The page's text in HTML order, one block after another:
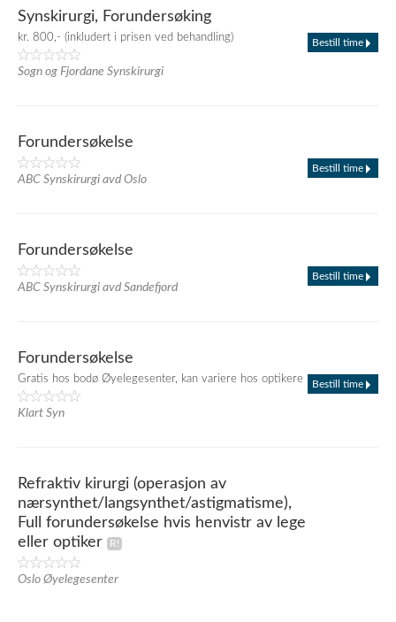
Synskirurgi, Forundersøking
kr. 800,- (inkludert i prisen ved behandling)
Sogn og Fjordane Synskirurgi
Bestill time
Forundersøkelse
ABC Synskirurgi avd Oslo
Bestill time
Forundersøkelse
ABC Synskirurgi avd Sandefjord
Bestill time
Forundersøkelse
Gratis hos bodø Øyelegesenter, kan variere hos optikere
Klart Syn
Bestill time
Refraktiv kirurgi (operasjon av
nærsynthet/langsynthet/astigmatisme),
Full forundersøkelse hvis henvistr av lege
eller optiker
Oslo Øyelegesenter